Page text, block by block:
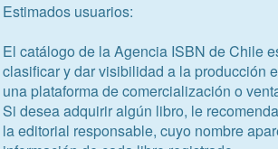
Estimados usuarios:
El catálogo de la Agencia ISBN de Chile
clasificar y dar visibilidad a la producción
una plataforma de comercialización o
Si desea adquirir algún libro, le
la editorial responsable, cuyo nombre